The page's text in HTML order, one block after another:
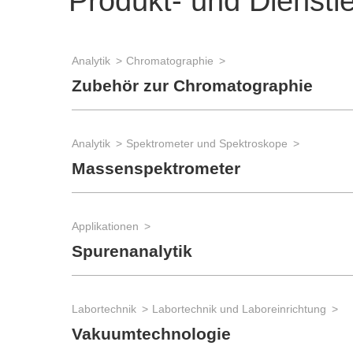
Analytik Chromatographie
Zubehör zur Chromatographie
Analytik Spektrometer und Spektroskope
Massenspektrometer
Applikationen
Spurenanalytik
Labortechnik Labortechnik und Laboreinrichtung
Vakuumtechnologie